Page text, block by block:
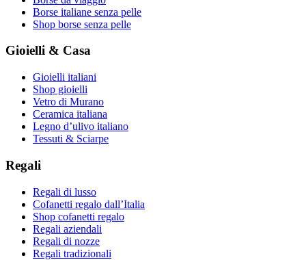
Borse italiane senza pelle
Shop borse senza pelle
Gioielli & Casa
Gioielli italiani
Shop gioielli
Vetro di Murano
Ceramica italiana
Legno d’ulivo italiano
Tessuti & Sciarpe
Regali
Regali di lusso
Cofanetti regalo dall’Italia
Shop cofanetti regalo
Regali aziendali
Regali di nozze
Regali tradizionali